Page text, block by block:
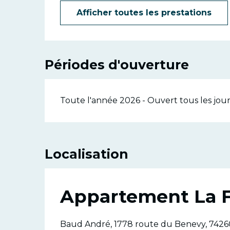
Afficher toutes les prestations
Périodes d'ouverture
Toute l'année 2026 - Ouvert tous les
Localisation
Appartement La
Baud André, 1778 route du Benevy,